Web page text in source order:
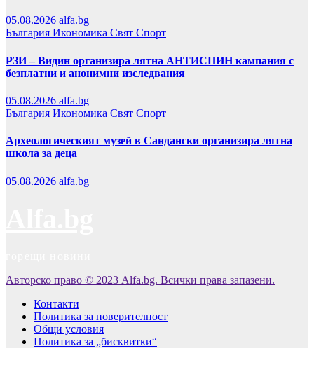
05.08.2026 alfa.bg
България Икономика Свят Спорт
РЗИ – Видин организира лятна АНТИСПИН кампания с
безплатни и анонимни изследвания
05.08.2026 alfa.bg
България Икономика Свят Спорт
Археологическият музей в Сандански организира лятна
школа за деца
05.08.2026 alfa.bg
Авторско право © 2023 Alfa.bg. Всички права запазени.
Контакти
Политика за поверителност
Общи условия
Политика за „бисквитки“